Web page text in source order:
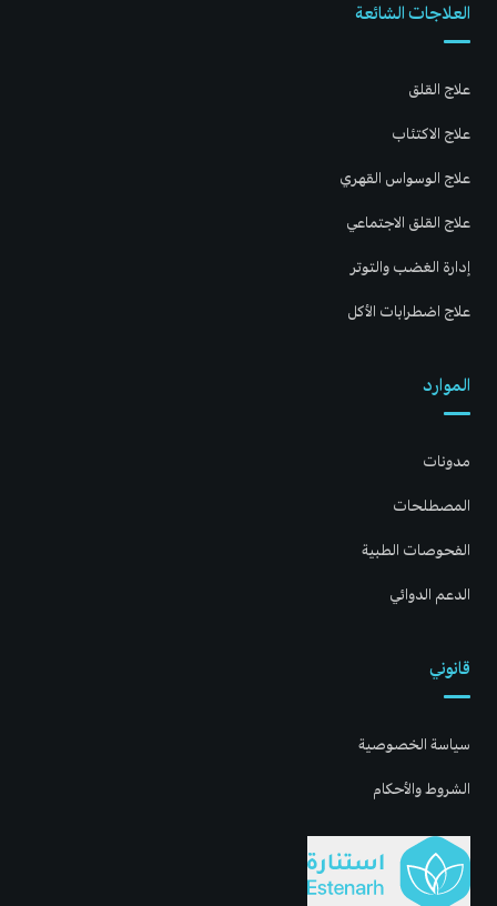
العلاجات الشائعة
علاج القلق
علاج الاكتئاب
علاج الوسواس القهري
علاج القلق الاجتماعي
إدارة الغضب والتوتر
علاج اضطرابات الأكل
الموارد
مدونات
المصطلحات
الفحوصات الطبية
الدعم الدوائي
قانوني
سياسة الخصوصية
الشروط والأحكام